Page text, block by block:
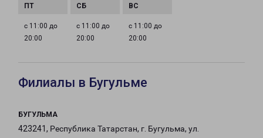
с 11:00 до
20:00
с 11:00 до
20:00
с 11:00 до
20:00
Филиалы в Бугульме
БУГУЛЬМА
423241, Республика Татарстан, г. Бугульма, ул.